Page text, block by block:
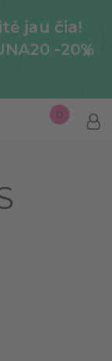
jau čia!
-20%
x
0